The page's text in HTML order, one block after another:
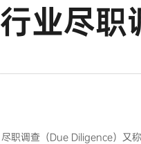
行业尽职
尽职调查（Due Diligence）又